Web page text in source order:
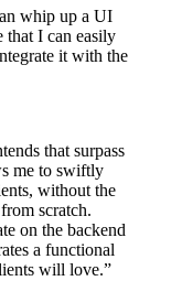
whip up a UI
that I can easily
it with the
that surpass
me to swiftly
without the
scratch.
on the backend
a functional
will love.”